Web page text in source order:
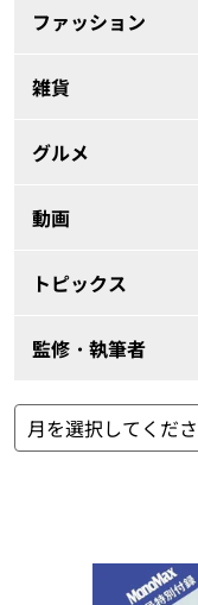
ファッション
雑貨
グルメ
動画
トピックス
監修・執筆者